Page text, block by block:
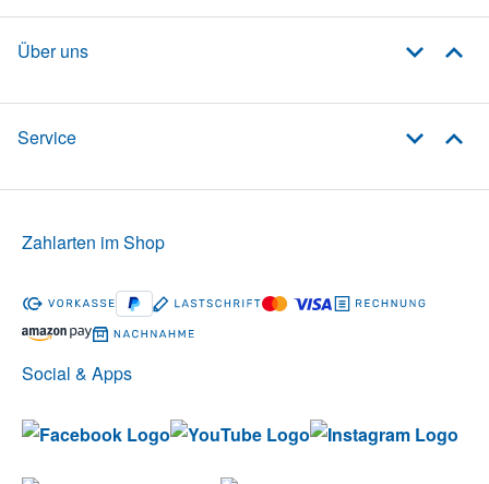
Über uns
Service
Social & Apps
Zahlarten im Shop